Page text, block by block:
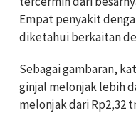
Empat penyakit
diketahui berkaitan
Sebagai gambaran,
ginjal melonjak lebih
melonjak dari Rp2,32